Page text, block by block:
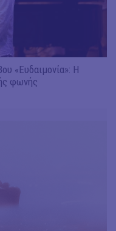
«Ευδαιμονία»: Η
φωνής